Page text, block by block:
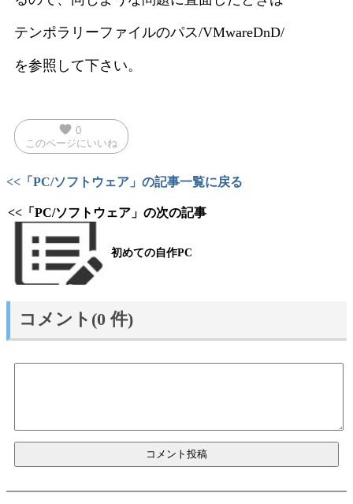
テンポラリーファイルのパス/VMwareDnD/
を参照して下さい。
favorite 0
このページにいいね
<<「PC/ソフトウェア」の記事一覧に戻る
<<「PC/ソフトウェア」の次の記事
初めての自作PC
コメント(0 件)